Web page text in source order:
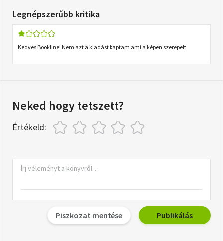
Legnépszerűbb kritika
Kedves Bookline! Nem azt a kiadást kaptam ami a képen szerepelt.
Neked hogy tetszett?
Értékeld:
Piszkozat mentése Publikálás